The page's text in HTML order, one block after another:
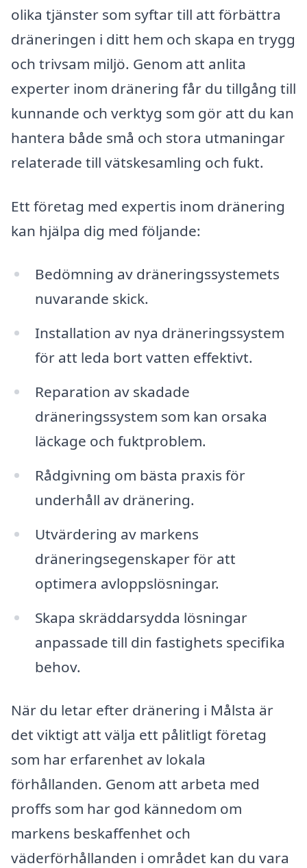
olika tjänster som syftar till att förbättra
dräneringen i ditt hem och skapa en trygg
och trivsam miljö. Genom att anlita
experter inom dränering får du tillgång till
kunnande och verktyg som gör att du kan
hantera både små och stora utmaningar
relaterade till vätskesamling och fukt.
Ett företag med expertis inom dränering
kan hjälpa dig med följande:
Bedömning av dräneringssystemets
nuvarande skick.
Installation av nya dräneringssystem
för att leda bort vatten effektivt.
Reparation av skadade
dräneringssystem som kan orsaka
läckage och fuktproblem.
Rådgivning om bästa praxis för
underhåll av dränering.
Utvärdering av markens
dräneringsegenskaper för att
optimera avloppslösningar.
Skapa skräddarsydda lösningar
anpassade till din fastighets specifika
behov.
När du letar efter dränering i Målsta är
det viktigt att välja ett pålitligt företag
som har erfarenhet av lokala
förhållanden. Genom att arbeta med
proffs som har god kännedom om
markens beskaffenhet och
väderförhållanden i området kan du vara